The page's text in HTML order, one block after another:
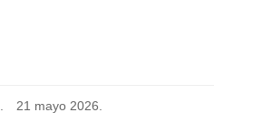
. 21 mayo 2026.